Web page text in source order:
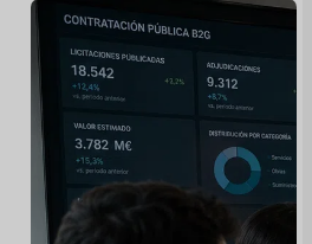
estratégica, pero sus
métricas siguen siendo,
en muchos casos,
demasiado operativas.
El Dircom participa en la
construcción de
confianza, protege la
reputación de la
compañía, anticipa
riesgos, da visibilidad a